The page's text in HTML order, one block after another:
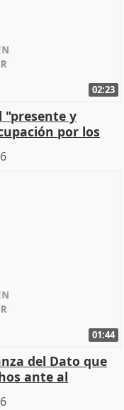
02:23
"presente y
por los
01:44
del Dato que
ante al